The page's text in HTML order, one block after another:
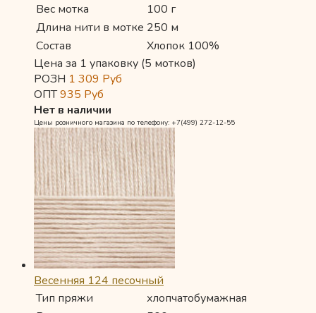
Вес мотка
100 г
Длина нити в мотке 250 м
Состав
Хлопок 100%
Цена за 1 упаковку (5 мотков)
РОЗН 1 309 Руб
ОПТ935 Руб
Нет в наличии
Цены розничного магазина по телефону: +7(499) 272-12-55
Весенняя 124 песочный
Тип пряжи
хлопчатобумажная